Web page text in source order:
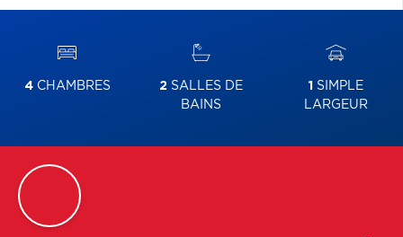
4CHAMBRES 2 SALLES DE
BAINS
1 SIMPLE
LARGEUR